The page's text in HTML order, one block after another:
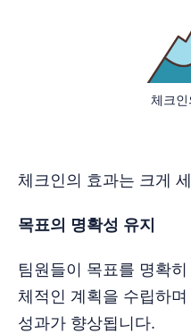
체크
체크인의 효과는 크게
목표의 명확성 유지
팀원들이 목표를 명확
체적인 계획을 수립하
성과가 향상됩니다.